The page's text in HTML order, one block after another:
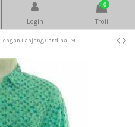
Login
0
Troli
Lengan Panjang Cardinal M